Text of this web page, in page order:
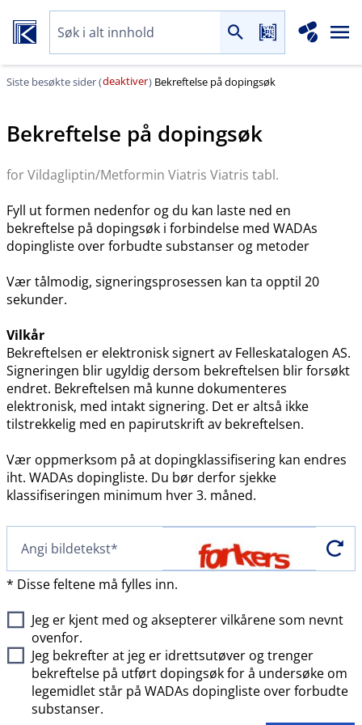
Siste besøkte sider (deaktiver) Bekreftelse på dopingsøk
Bekreftelse på dopingsøk
for Vildagliptin​/​Metformin Viatris Viatris tabl.
Fyll ut formen nedenfor og du kan laste ned en
bekreftelse på dopingsøk i forbindelse med WADAs
dopingliste over forbudte substanser og metoder
Vær tålmodig, signeringsprosessen kan ta opptil 20
sekunder.
Vilkår
Bekreftelsen er elektronisk signert av Felleskatalogen AS.
Signeringen blir ugyldig dersom bekreftelsen blir forsøkt
endret. Bekreftelsen må kunne dokumenteres
elektronisk, med intakt signering. Det er altså ikke
tilstrekkelig med en papirutskrift av bekreftelsen.
Vær oppmerksom på at dopingklassifisering kan endres
iht. WADAs dopingliste. Du bør derfor sjekke
klassifiseringen minimum hver 3. måned.
* Disse feltene må fylles inn.
Jeg er kjent med og aksepterer vilkårene som nevnt
ovenfor.
Jeg bekrefter at jeg er idrettsutøver og trenger
bekreftelse på utført dopingsøk for å undersøke om
legemidlet står på WADAs dopingliste over forbudte
substanser.